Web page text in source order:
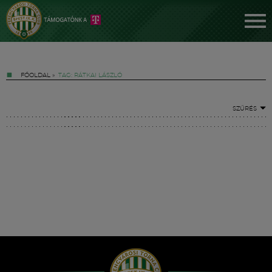
FŐOLDAL » TAG: RÁTKAI LÁSZLÓ
SZŰRÉS
Hírek